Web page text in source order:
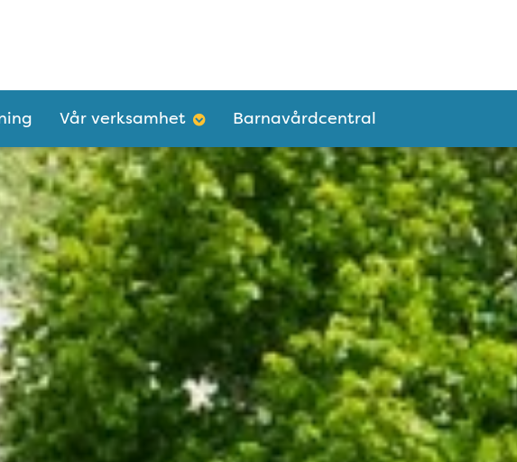
Vår verksamhet Barnavårdcentral
Alberts vårdcentral